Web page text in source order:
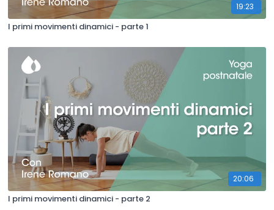
19:23
I primi movimenti dinamici - parte 1
20:06
I primi movimenti dinamici - parte 2